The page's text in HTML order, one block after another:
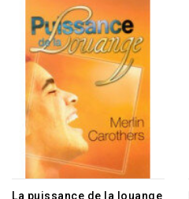
La puissance de la louange